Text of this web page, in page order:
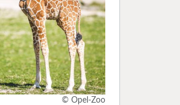
© Opel-Zoo